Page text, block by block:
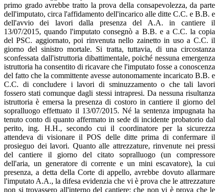
primo grado avrebbe tratto la prova della consapevolezza, da parte
dell'imputato, circa l'affidamento dell'incarico alle ditte C.C. e B.B. e
dell'avvio dei lavori dalla presenza del A.A. in cantiere il
13/07/2015, quando l'imputato consegnò a B.B. e a C.C. la copia
del PSC. aggiornato, poi rinvenuta nello zainetto in uso a C.C. il
giorno del sinistro mortale. Si tratta, tuttavia, di una circostanza
sconfessata dall'istruttoria dibattimentale, poiché nessuna emergenza
istruttoria ha consentito di ricavare che l'imputato fosse a conoscenza
del fatto che la committente avesse autonomamente incaricato B.B. e
C.C. di concludere i lavori di sminuzzamento o che tali lavori
fossero stati comunque dagli stessi intrapresi. Da nessuna risultanza
istruttoria è emersa la presenza di costoro in cantiere il giorno del
sopralluogo effettuato il 13/07/2015. Né la sentenza impugnata ha
tenuto conto di quanto affermato in sede di incidente probatorio dal
perito, ing. H.H., secondo cui il coordinatore per la sicurezza
attendeva di visionare il POS delle ditte prima di confermare il
prosieguo dei lavori. Quanto alle attrezzature, rinvenute nei pressi
del cantiere il giorno del citato sopralluogo (un compressore
dell'aria, un generatore di corrente e un mini escavatore), la cui
presenza, a detta della Corte di appello, avrebbe dovuto allarmare
l'imputato A.A., la difesa evidenzia che vi è prova che le attrezzature
non si trovassero all'interno del cantiere; che non vi è prova che le